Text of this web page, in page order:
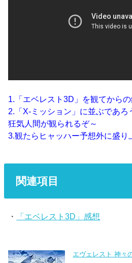
1.「エベレスト3D」を観てから
2.「X-ミッション」に並ぶであろ
狂気人間が観られるぞ～
3.観たらヒャッハー予想外に盛り
関連項目
・ 「エベレスト3D」感想
エヴェレスト 神々